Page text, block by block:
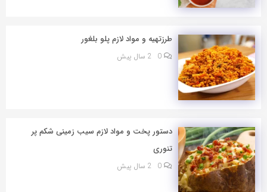
طرزتهیه و مواد لازم پلو بلغور
0 2 سال پیش
دستور پخت و مواد لازم سیب زمینی شکم پر
تنوری
0 2 سال پیش